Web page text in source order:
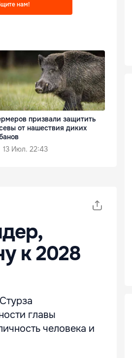
нам!
призвали защитить
от нашествия диких
13 Июл. 22:43
к 2028
главы
человека и